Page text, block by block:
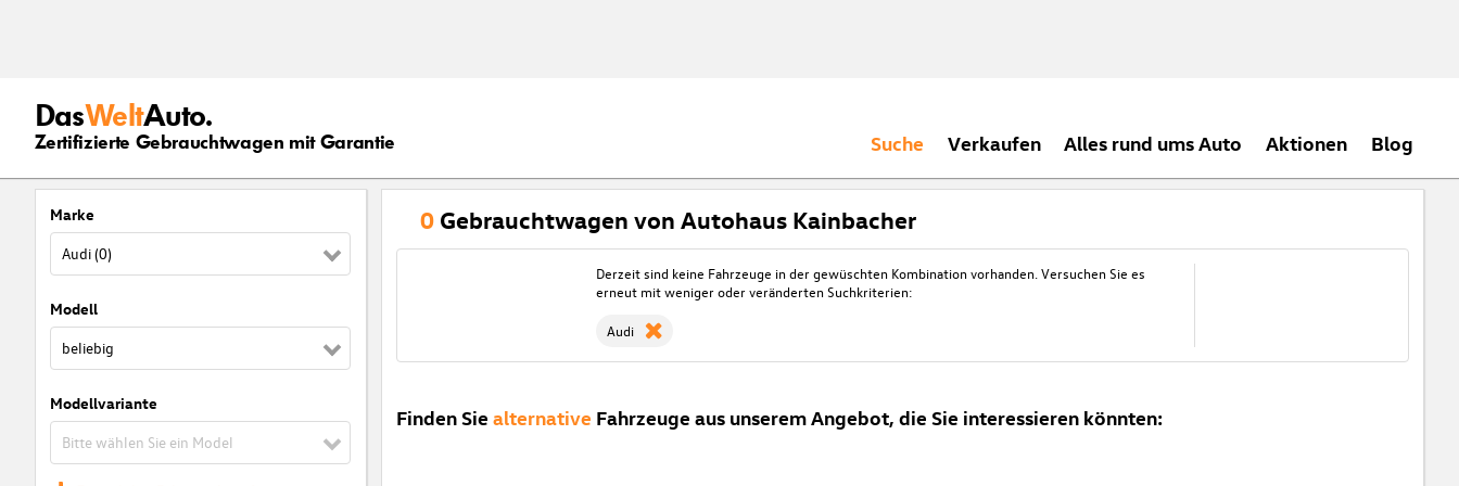
DasWeltAuto.
Zertifizierte Gebrauchtwagen mit Garantie Suche Verkaufen Alles rund ums Auto Aktionen Blog
Marke
Audi (0)
Modell
beliebig
Modellvariante
Bitte wählen Sie ein Model
0 Gebrauchtwagen von Autohaus Kainbacher
Derzeit sind keine Fahrzeuge in der gewüschten Kombination vorhanden. Versuchen Sie es
erneut mit weniger oder veränderten Suchkriterien:
Audi
Finden Sie alternative Fahrzeuge aus unserem Angebot, die Sie interessieren könnten: